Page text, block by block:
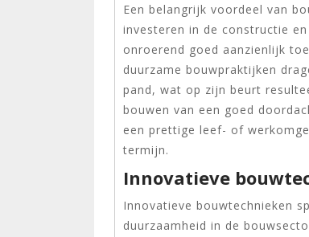
Een belangrijk voordeel van
investeren in de constructie
onroerend goed aanzienlijk
duurzame bouwpraktijken
pand, wat op zijn beurt
bouwen van een goed
een prettige leef- of
termijn.
Innovatieve
Innovatieve bouwtechnieken
duurzaamheid in de